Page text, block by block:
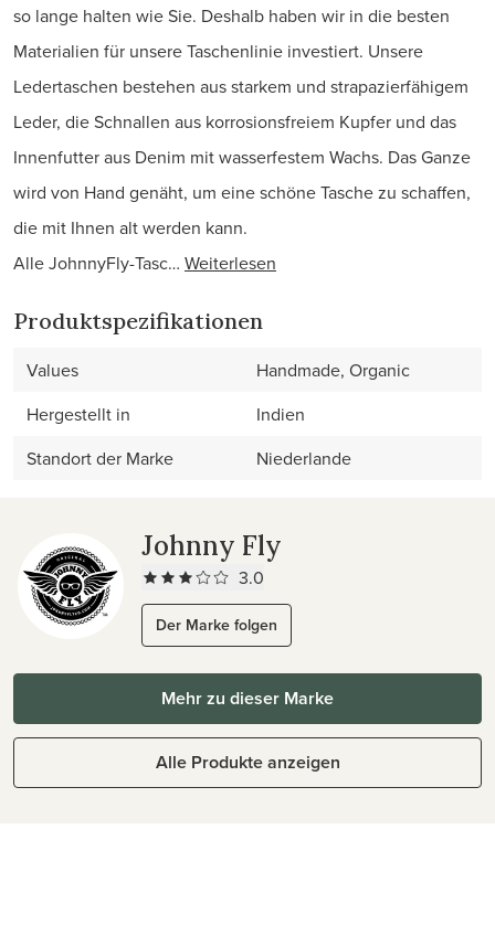
so lange halten wie Sie. Deshalb haben wir in die besten
Materialien für unsere Taschenlinie investiert. Unsere
Ledertaschen bestehen aus starkem und strapazierfähigem
Leder, die Schnallen aus korrosionsfreiem Kupfer und das
Innenfutter aus Denim mit wasserfestem Wachs. Das Ganze
wird von Hand genäht, um eine schöne Tasche zu schaffen,
die mit Ihnen alt werden kann.
Alle JohnnyFly-Tasc… Weiterlesen
Produktspezifikationen
Values
Handmade, Organic
Hergestellt in
Indien
Standort der Marke
Niederlande
Johnny Fly
3.0
Der Marke folgen
Mehr zu dieser Marke
Alle Produkte anzeigen